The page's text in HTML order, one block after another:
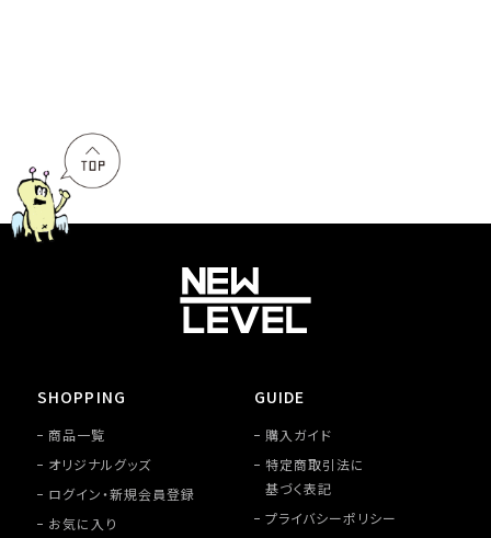
SHOPPING
商品一覧
オリジナルグッズ
ログイン・新規会員登録
お気に入り
GUIDE
購入ガイド
特定商取引法に
基づく表記
プライバシーポリシー